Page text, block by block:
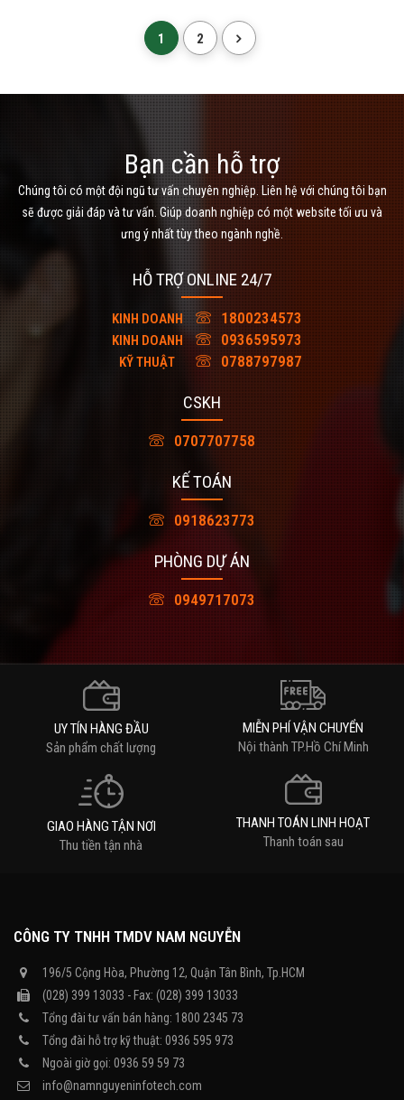
1 2
Bạn cần hỗ trợ
Chúng tôi có một đội ngũ tư vấn chuyên nghiệp. Liên hệ với chúng tôi bạn
sẽ được giải đáp và tư vấn. Giúp doanh nghiệp có một website tối ưu và
ưng ý nhất tùy theo ngành nghề.
HỖ TRỢ ONLINE 24/7
KINH DOANH 1800234573
KINH DOANH 0936595973
KỸ THUẬT 0788797987
CSKH
0707707758
KẾ TOÁN
0918623773
PHÒNG DỰ ÁN
0949717073
UY TÍN HÀNG ĐẦU
Sản phẩm chất lượng
MIỄN PHÍ VẬN CHUYỂN
Nội thành TP.Hồ Chí Minh
GIAO HÀNG TẬN NƠI
Thu tiền tận nhà
THANH TOÁN LINH HOẠT
Thanh toán sau
CÔNG TY TNHH TMDV NAM NGUYỄN
196/5 Cộng Hòa, Phường 12, Quận Tân Bình, Tp.HCM
(028) 399 13033 - Fax: (028) 399 13033
Tổng đài tư vấn bán hàng: 1800 2345 73
Tổng đài hỗ trợ kỹ thuật: 0936 595 973
Ngoài giờ gọi: 0936 59 59 73
info@namnguyeninfotech.com